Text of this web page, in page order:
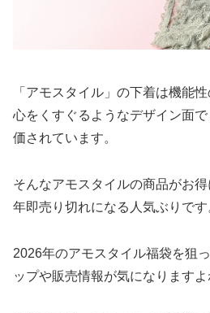
「アモスタイル」の下着は機能
心をくすぐるようなデザイン面
価されています。
そんなアモスタイルの商品がお
年即売り切れになる人気ぶりです
2026年のアモスタイル福袋を狙
ップや販売情報が気になりますよ